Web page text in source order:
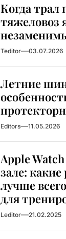
Когда трал
тяжеловоз
Teditor 03.07.2026
Летние
Editors 11.05.2026
Apple
зале:
лучше
для
Leditor 21.02.2025